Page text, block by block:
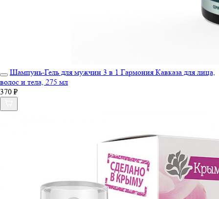
Шампунь-Гель для мужчин 3 в 1 Гармония Кавказа для лица,
волос и тела, 275 мл
370 ₽